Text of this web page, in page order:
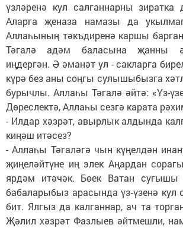
үзләренә кул салганнарны зиратка
Аларга җеназа намазы да
Аллаһының тәкъдиренә каршы
Тәгалә адәм баласына җанны
иңдергән. Ә әманәт ул - сакларга
күрә без аны соңгы сулышыбызга
бурычлы. Аллаһы Тәгалә әйтә: «Үз-
Дөреслектә, Аллаһы сезгә карата
- Илдар хәзрәт, авырлык алдында
киңәш итәсез?
- Аллаһы Тәгаләгә чын күңелдән
җиңеләйтүне иң элек Аңардан
ярдәм итәчәк. Бөек Ватан сугышы
бабаларыбыз арасында үз‑үзенә кул
бит. Ялгыз да калганнар, ач та
Җәлил хәзрәт Фазлыев әйтмешли,